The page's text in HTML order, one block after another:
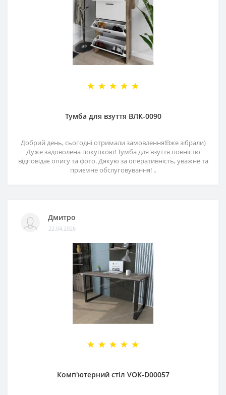
Тумба для взуття ВЛК-0090
Добрий день, сьогодні отримали замовлення!Вже зібрали)
Дуже задоволена покупкою! Тумба для взуття повністю
відповідає опису та фото. Дякую за оперативність, уважне та
приємне обслуговування! ..
Дмитро
22.04.2026
Комп'ютерний стіл VOK-D00057